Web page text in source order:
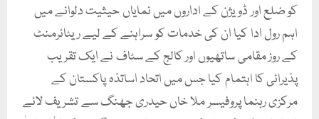
کو ضلع اور ڈویژن کے اداروں میں نمایاں حیثیت دلوانے میں
اہم رول ادا کیا ان کی خدمات کو سراہنے کے لیے ریٹائرمنٹ
کے روز مقامی ساتھیوں اور کالج کے سٹاف نے ایک تقریب
پذیرائی کا اہتمام کیا جس میں اتحاد اساتذہ پاکستان کے
مرکزی رہنما پروفیسر ملا خاں حیدری جھنگ سے تشریف لائے